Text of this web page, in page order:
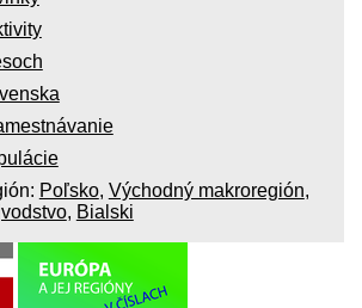
Poľsko, Východný makroregión,
, Bialski